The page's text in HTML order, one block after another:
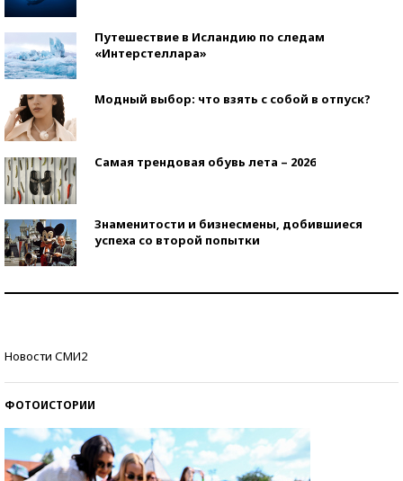
Путешествие в Исландию по следам
«Интерстеллара»
Модный выбор: что взять с собой в отпуск?
Самая трендовая обувь лета – 2026
Знаменитости и бизнесмены, добившиеся
успеха со второй попытки
Новости СМИ2
ФОТОИСТОРИИ